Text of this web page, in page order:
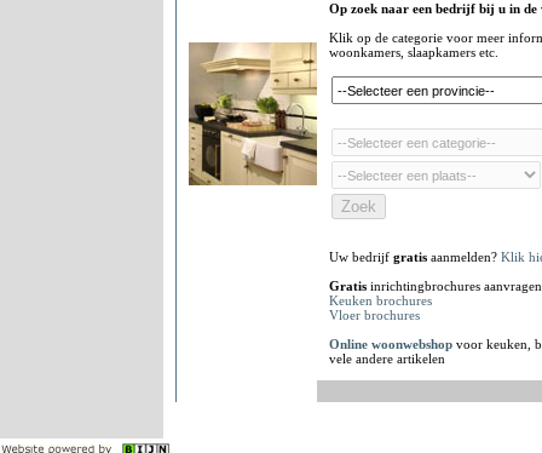
Op zoek naar een bedrijf bij u in
Klik op de categorie voor meer
woonkamers, slaapkamers etc.
Uw bedrijf gratis aanmelden? Klik
Gratis inrichtingbrochures
Keuken brochures
Vloer brochures
Online woonwebshop voor keuken,
vele andere artikelen